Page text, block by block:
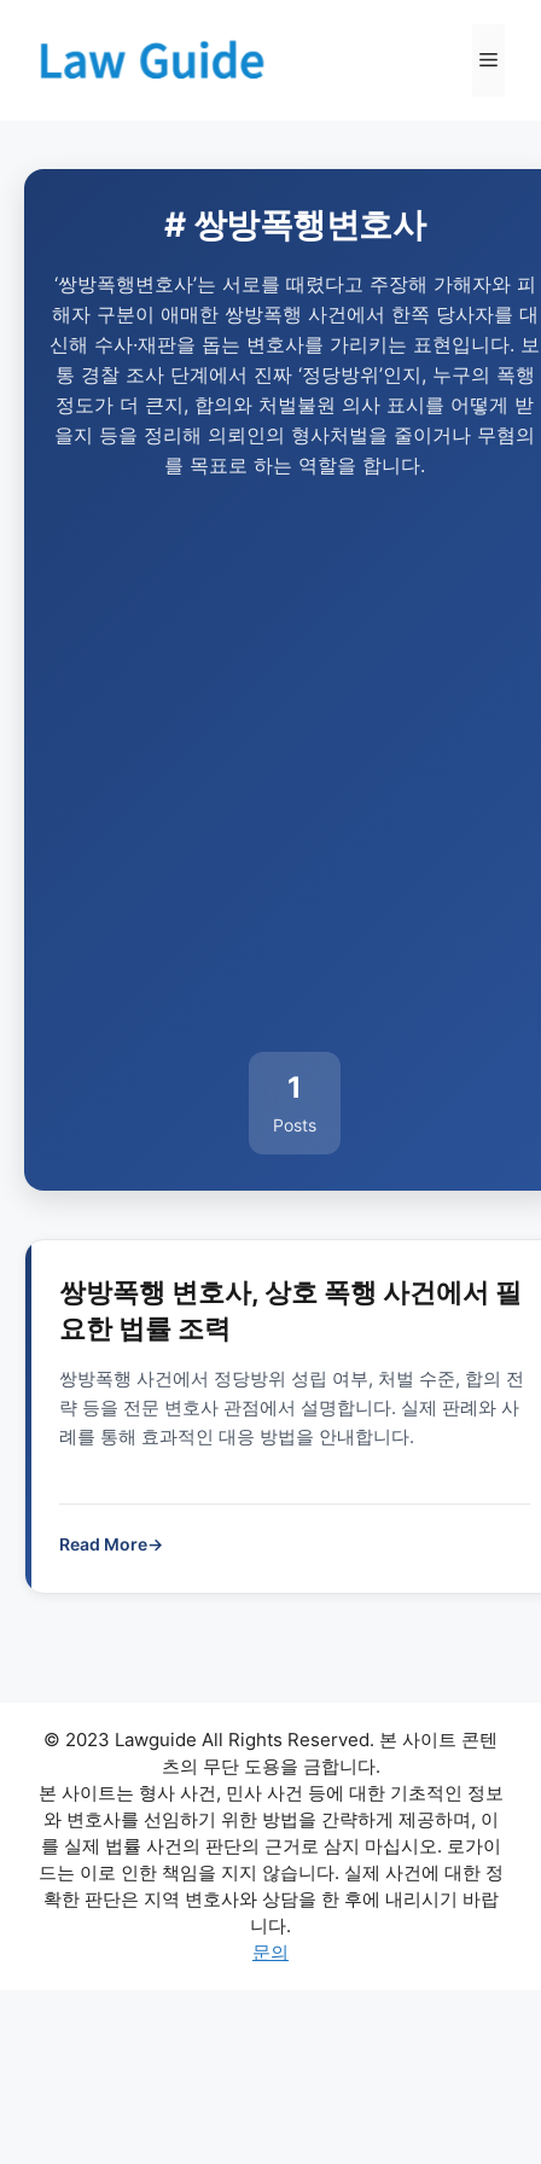
# 쌍방폭행변호사
‘쌍방폭행변호사’는 서로를 때렸다고 주장해 가해자와 피
해자 구분이 애매한 쌍방폭행 사건에서 한쪽 당사자를 대
신해 수사·재판을 돕는 변호사를 가리키는 표현입니다. 보
통 경찰 조사 단계에서 진짜 ‘정당방위’인지, 누구의 폭행
정도가 더 큰지, 합의와 처벌불원 의사 표시를 어떻게 받
을지 등을 정리해 의뢰인의 형사처벌을 줄이거나 무혐의
를 목표로 하는 역할을 합니다.
1
Posts
쌍방폭행 변호사, 상호 폭행 사건에서 필
요한 법률 조력
쌍방폭행 사건에서 정당방위 성립 여부, 처벌 수준, 합의 전
략 등을 전문 변호사 관점에서 설명합니다. 실제 판례와 사
례를 통해 효과적인 대응 방법을 안내합니다.
Read More→
© 2023 Lawguide All Rights Reserved. 본 사이트 콘텐
츠의 무단 도용을 금합니다.
본 사이트는 형사 사건, 민사 사건 등에 대한 기초적인 정보
와 변호사를 선임하기 위한 방법을 간략하게 제공하며, 이
를 실제 법률 사건의 판단의 근거로 삼지 마십시오. 로가이
드는 이로 인한 책임을 지지 않습니다. 실제 사건에 대한 정
확한 판단은 지역 변호사와 상담을 한 후에 내리시기 바랍
니다.
문의